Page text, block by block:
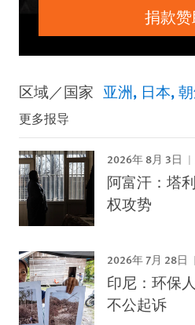
捐款
区域／国家 亚洲 日本
更多报导
2026年 8月 3日
阿富汗：塔
权攻势
2026年 7月 28日
印尼：环保
不公起诉